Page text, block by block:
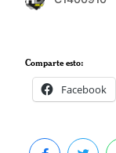
Comparte esto:
Facebook